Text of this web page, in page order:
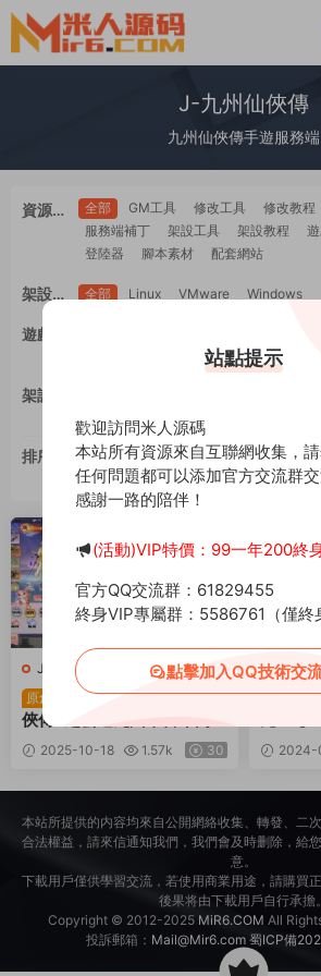
J-九州仙俠傳
九州仙俠傳手遊服務端
資源類
全部 GM工具 修改工具 修改教程
服務端補丁
架設工具 架設教程
登陸器
腳本素材 配套網站
架設系
全部 Linux VMware Windows
遊戲平
多端互通 工具類
架設難
架設工具
排序 最新 更新 推薦 下載
評論
随機
J-九州仙俠傳 J-九州仙俠傳·
手遊服務端
原創
三網H5遊戲【九州仙
俠傳2之雲遊九州平台币内
購】Linux手工服務端+簡易
安卓客戶端+平台币後台+運
2025-10-18 1.57k 30
J-九州
原創 三
元H5
營後台
+視頻架
本站所提供的内容均來自公開網絡收集、轉發、二
合法權益，請來信通知我們，我們會及時删除，給
意。
下載用戶僅供學習交流，若使用商業用途，請購買
後果将由下載用戶自行承擔。
Copyright © 2012-2025 MiR6.COM All
投訴郵箱： Mail@Mir6.com 蜀ICP備
站點提示
歡迎訪問米人源碼
本站所有資源來自互聯網收集，
任何問題都可以添加官方交流群交
感謝一路的陪伴！
(活動)VIP特價：99一年200終
官方QQ交流群：61829455
終身VIP專屬群：5586761（僅終
點擊加入QQ技術交